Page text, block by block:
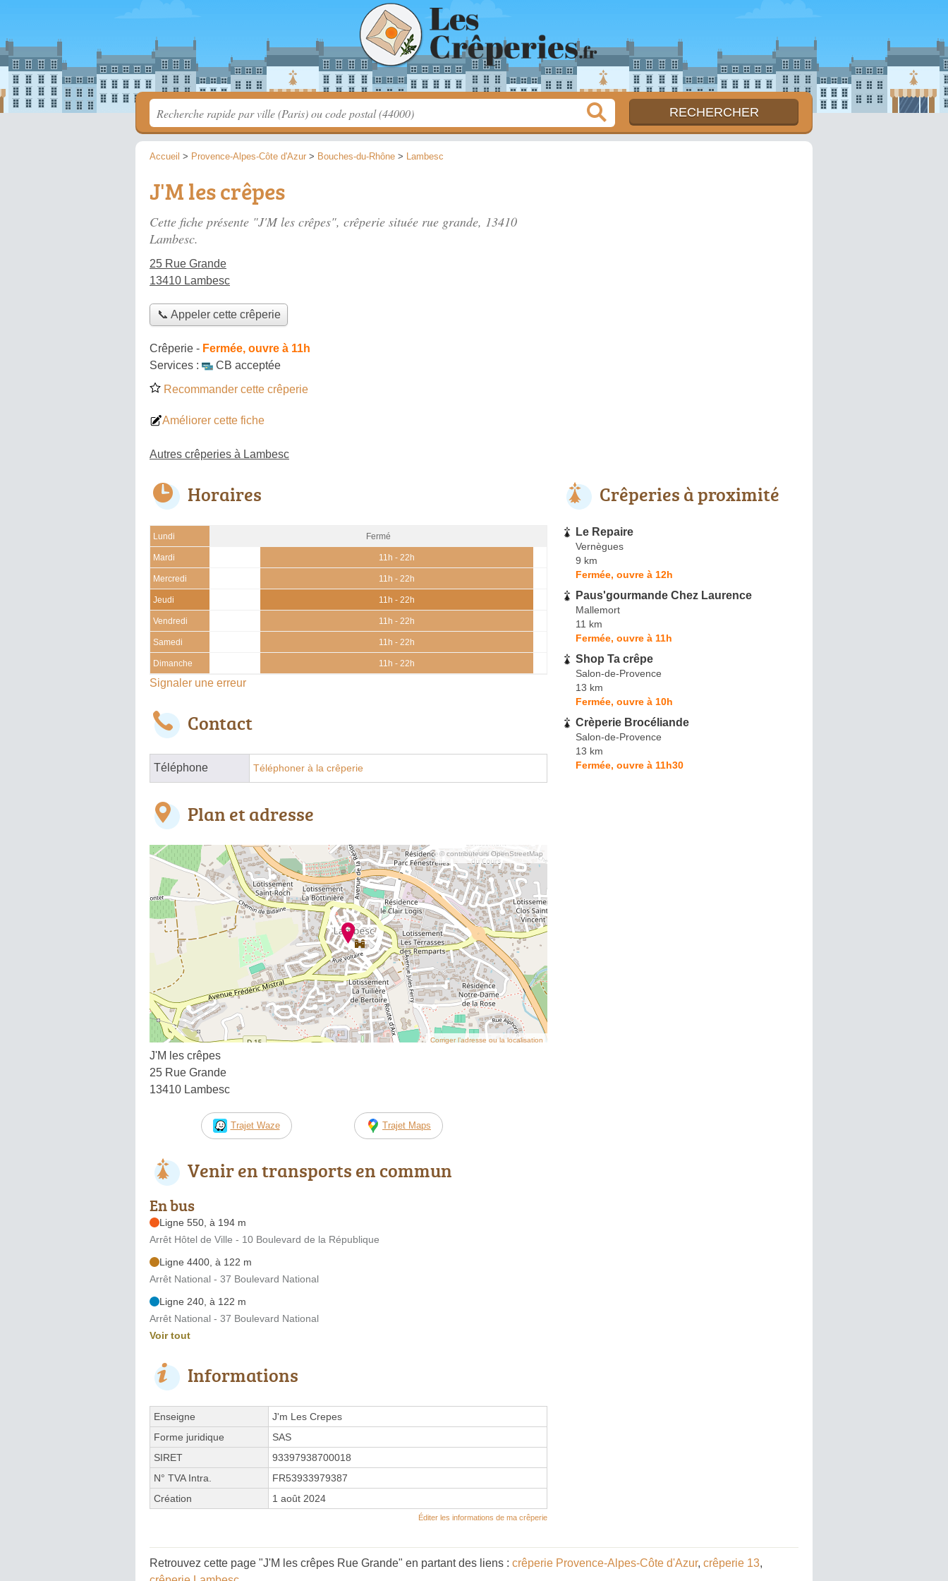
Accueil > Provence-Alpes-Côte d'Azur > Bouches-du-Rhône > Lambesc
J'M les crêpes
Cette fiche présente "J'M les crêpes", crêperie située rue grande, 13410
Lambesc.
25 Rue Grande
13410 Lambesc
📞 Appeler cette crêperie
Crêperie - Fermée, ouvre à 11h
Services :
CB acceptée
Recommander cette crêperie
Améliorer cette fiche
Autres crêperies à Lambesc
Horaires
Lundi Fermé
Mardi 11h - 22h
Mercredi 11h - 22h
Jeudi 11h - 22h
Vendredi 11h - 22h
Samedi 11h - 22h
Dimanche 11h - 22h
Signaler une erreur
Contact
Téléphone Téléphoner à la crêperie
Plan et adresse
© contributeurs OpenStreetMap
Corriger l’adresse ou la localisation
J'M les crêpes
25 Rue Grande
13410 Lambesc
Trajet Waze Trajet Maps
Venir en transports en commun
En bus
Ligne 550, à 194 m
Arrêt Hôtel de Ville - 10 Boulevard de la République
Ligne 4400, à 122 m
Arrêt National - 37 Boulevard National
Ligne 240, à 122 m
Arrêt National - 37 Boulevard National
Voir tout
Informations
Enseigne
J'm Les Crepes
Forme juridique
SAS
SIRET
93397938700018
N° TVA Intra.
FR53933979387
Création
1 août 2024
Éditer les informations de ma crêperie
Crêperies à proximité
Le Repaire
Vernègues
9 km
Fermée, ouvre à 12h
Paus'gourmande Chez Laurence
Mallemort
11 km
Fermée, ouvre à 11h
Shop Ta crêpe
Salon-de-Provence
13 km
Fermée, ouvre à 10h
Crèperie Brocéliande
Salon-de-Provence
13 km
Fermée, ouvre à 11h30
Retrouvez cette page "J'M les crêpes Rue Grande" en partant des liens : crêperie Provence-Alpes-Côte d'Azur, crêperie 13,